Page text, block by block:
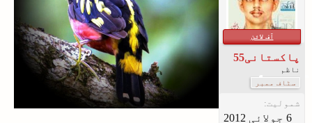
آف لائن
پاکستانی55
ناظم
سٹاف ممبر
شمولیت: